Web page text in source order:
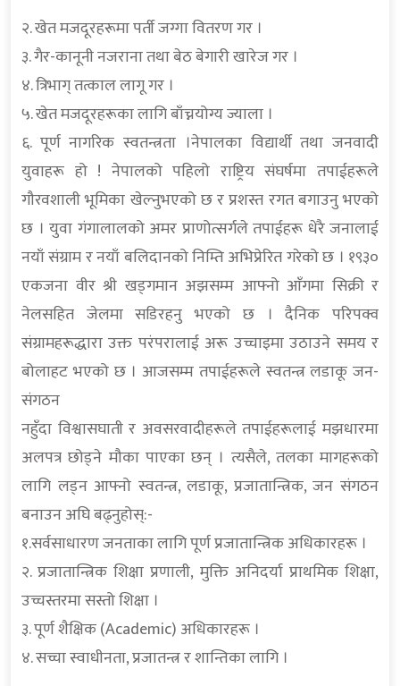
२. खेत मजदूरहरूमा पर्ती जग्गा वितरण गर ।
३. गैर-कानूनी नजराना तथा बेठ बेगारी खारेज गर ।
४. त्रिभाग् तत्काल लागू गर ।
५. खेत मजदूरहरूका लागि बाँच्नयोग्य ज्याला ।
६. पूर्ण नागरिक स्वतन्त्रता ।नेपालका विद्यार्थी तथा जनवादी
युवाहरू हो ! नेपालको पहिलो राष्ट्रिय संघर्षमा तपाईहरूले
गौरवशाली भूमिका खेल्नुभएको छ र प्रशस्त रगत बगाउनु भएको
छ । युवा गंगालालको अमर प्राणोत्सर्गले तपाईहरू धेरै जनालाई
नयाँ संग्राम र नयाँ बलिदानको निम्ति अभिप्रेरित गरेको छ । १९३०
एकजना वीर श्री खड्गमान अझसम्म आफ्नो आँगमा सिक्री र
नेलसहित जेलमा सडिरहनु भएको छ । दैनिक परिपक्व
संग्रामहरूद्धारा उक्त परंपरालाई अरू उच्चाइमा उठाउने समय र
बोलाहट भएको छ । आजसम्म तपाईहरूले स्वतन्त्र लडाकू जन-
संगठन
नहुँदा विश्वासघाती र अवसरवादीहरूले तपाईहरूलाई मझधारमा
अलपत्र छोड्ने मौका पाएका छन् । त्यसैले, तलका मागहरूको
लागि लड्न आफ्नो स्वतन्त्र, लडाकू, प्रजातान्त्रिक, जन संगठन
बनाउन अघि बढ्नुहोस्:-
१.सर्वसाधारण जनताका लागि पूर्ण प्रजातान्त्रिक अधिकारहरू ।
२. प्रजातान्त्रिक शिक्षा प्रणाली, मुक्ति अनिदर्या प्राथमिक शिक्षा,
उच्चस्तरमा सस्तो शिक्षा ।
३. पूर्ण शैक्षिक (Academic) अधिकारहरू ।
४. सच्चा स्वाधीनता, प्रजातन्त्र र शान्तिका लागि ।